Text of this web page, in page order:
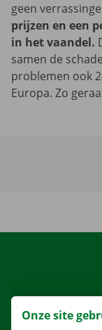
geen
prijzen en een
in het vaandel.
samen de
problemen ook
Europa. Zo
Onze site